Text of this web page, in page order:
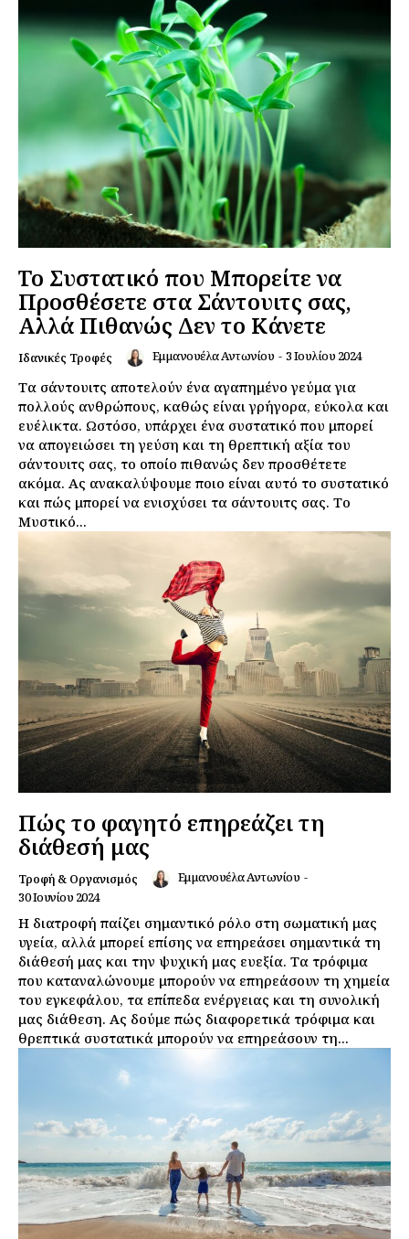
Εγγραφείτε τώρα!
Daily Food
Σχετικά με εμάς
Αποποίηση Ευθυνών
Ο λογαριασμός μου
Επικοινωνία
Το Συστατικό που Μπορείτε να
Προσθέσετε στα Σάντουιτς σας,
Αλλά Πιθανώς Δεν το Κάνετε
Ιδανικές Τροφές Εμμανουέλα Αντωνίου - 3 Ιουλίου 2024
Τα σάντουιτς αποτελούν ένα αγαπημένο γεύμα για
πολλούς ανθρώπους, καθώς είναι γρήγορα, εύκολα και
ευέλικτα. Ωστόσο, υπάρχει ένα συστατικό που μπορεί
να απογειώσει τη γεύση και τη θρεπτική αξία του
σάντουιτς σας, το οποίο πιθανώς δεν προσθέτετε
ακόμα. Ας ανακαλύψουμε ποιο είναι αυτό το συστατικό
και πώς μπορεί να ενισχύσει τα σάντουιτς σας. Το
Μυστικό...
Πώς το φαγητό επηρεάζει τη
διάθεσή μας
Τροφή & Οργανισμός Εμμανουέλα Αντωνίου -
30 Ιουνίου 2024
Η διατροφή παίζει σημαντικό ρόλο στη σωματική μας
υγεία, αλλά μπορεί επίσης να επηρεάσει σημαντικά τη
διάθεσή μας και την ψυχική μας ευεξία. Τα τρόφιμα
που καταναλώνουμε μπορούν να επηρεάσουν τη χημεία
του εγκεφάλου, τα επίπεδα ενέργειας και τη συνολική
μας διάθεση. Ας δούμε πώς διαφορετικά τρόφιμα και
θρεπτικά συστατικά μπορούν να επηρεάσουν τη...